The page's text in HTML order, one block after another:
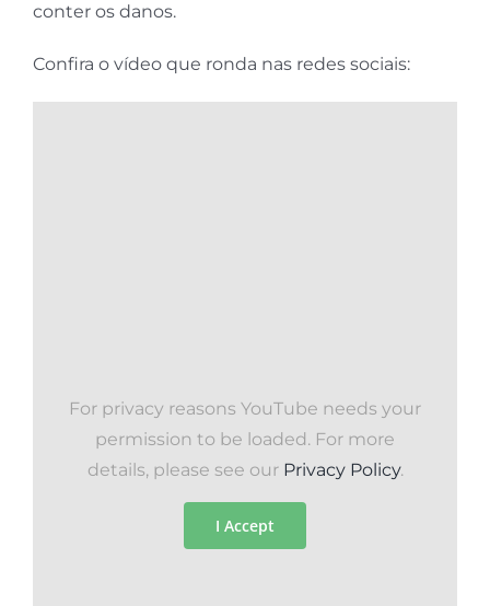
conter os danos.
Confira o vídeo que ronda nas redes sociais:
For privacy reasons YouTube needs your
permission to be loaded. For more
details, please see our Privacy Policy.
I Accept